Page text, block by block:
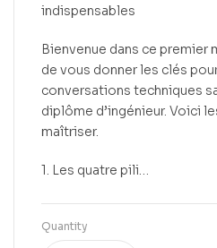
indispensables
Bienvenue dans ce premier
de vous donner les clés
conversations techniques
diplôme d’ingénieur. Voici
maîtriser.
1. Les quatre pili…
Quantity